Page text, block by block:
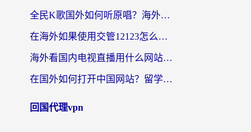
全民K歌国外如何听原唱？海外党亲测有效的回国加速器选择指南
在海外如果使用交管12123怎么处理？留学生亲测有效的回国加速方案
海外看国内电视直播用什么网站比较好？一篇解决你所有追剧难题的实用指南
在国外如何打开中国网站？留学生与海外华人的无缝访问指南
回国代理vpn